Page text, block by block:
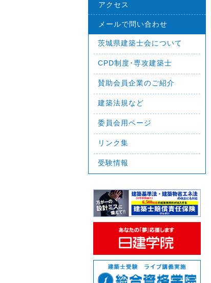
アクセス
メールで問い合わせ
茨城県建築士会について
CPD制度･専攻建築士
賛助会員企業のご紹介
建築法規など
委員会用ページ
リンク集
受験情報